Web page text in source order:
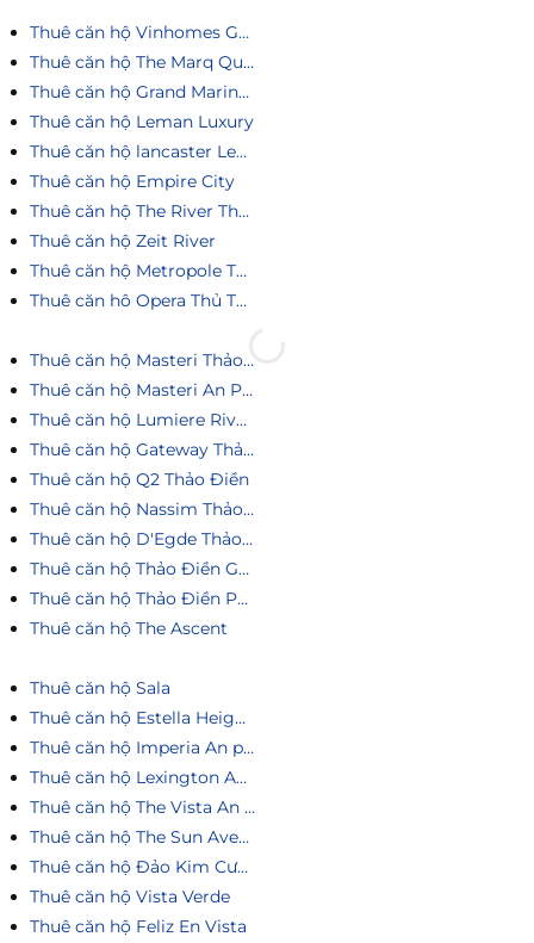
Thuê căn hộ Vinhomes Golden River
Thuê căn hộ The Marq Quận 1
Thuê căn hộ Grand Marina Saigon
Thuê căn hộ Leman Luxury
Thuê căn hộ lancaster Legacy
Thuê căn hộ Empire City
Thuê căn hộ The River Thủ Thiêm
Thuê căn hộ Zeit River
Thuê căn hộ Metropole Thủ Thiêm
Thuê căn hô Opera Thủ Thiêm
Thuê căn hộ Masteri Thảo Điền
Thuê căn hộ Masteri An Phú
Thuê căn hộ Lumiere Riverside
Thuê căn hộ Gateway Thảo Điền
Thuê căn hộ Q2 Thảo Điền
Thuê căn hộ Nassim Thảo Điền
Thuê căn hộ D'Egde Thảo Điền
Thuê căn hộ Thảo Điền Green
Thuê căn hộ Thảo Điền Pearl
Thuê căn hộ The Ascent
Thuê căn hộ Sala
Thuê căn hộ Estella Heights
Thuê căn hộ Imperia An phú
Thuê căn hộ Lexington An Phú
Thuê căn hộ The Vista An Phú
Thuê căn hộ The Sun Avenue
Thuê căn hộ Đảo Kim Cương
Thuê căn hộ Vista Verde
Thuê căn hộ Feliz En Vista